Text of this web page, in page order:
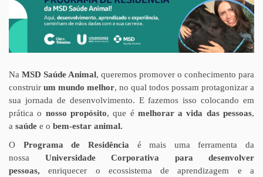
Na MSD Saúde Animal, queremos promover o conhecimento para
construir um mundo melhor, no qual todos possam protagonizar a
sua jornada de desenvolvimento. E fazemos isso colocando em
prática o nosso propósito, que é melhorar a vida das pessoas,
a saúde e o bem-estar animal.
O Programa de Residência é mais uma ferramenta da
nossa Universidade Corporativa para desenvolver
pessoas, enriquecer o ecossistema de aprendizagem e a